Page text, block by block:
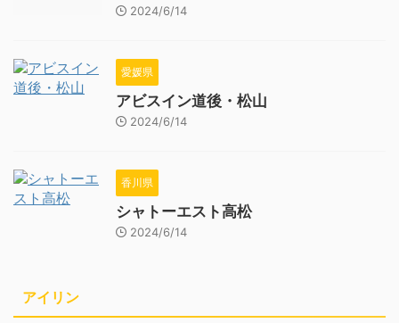
2024/6/14
愛媛県
アビスイン道後・松山
2024/6/14
香川県
シャトーエスト高松
2024/6/14
アイリン